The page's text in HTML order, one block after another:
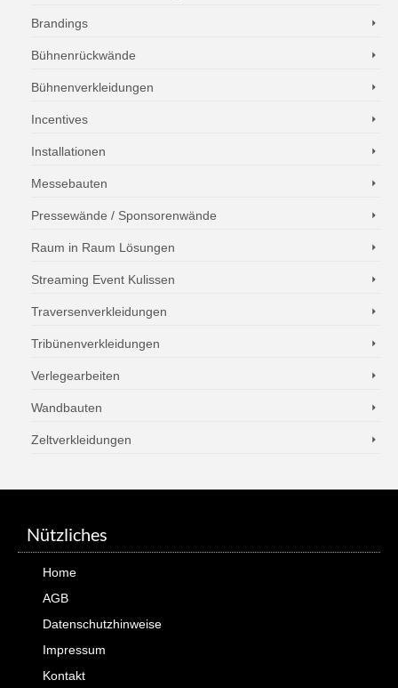
Brandings
Bühnenrückwände
Bühnenverkleidungen
Incentives
Installationen
Messebauten
Pressewände / Sponsorenwände
Raum in Raum Lösungen
Streaming Event Kulissen
Traversenverkleidungen
Tribünenverkleidungen
Verlegearbeiten
Wandbauten
Zeltverkleidungen
Nützliches
Home
AGB
Datenschutzhinweise
Impressum
Kontakt